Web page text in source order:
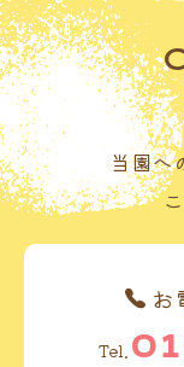
当園へ
お
Tel.